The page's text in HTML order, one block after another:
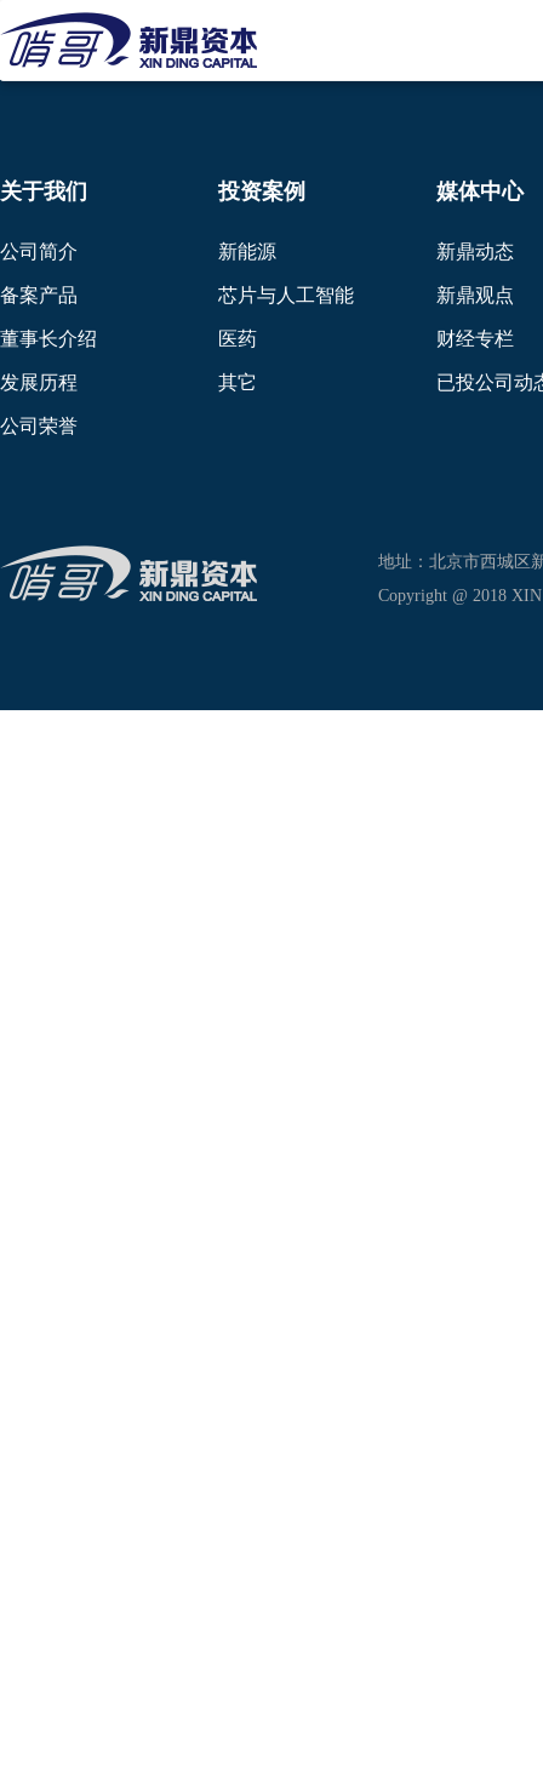
关于我们
公司简介
备案产品
董事长介绍
发展历程
公司荣誉
投资案例
新能源
芯片与人工智能
医药
其它
媒体中心
新鼎动态
新鼎观点
财经专栏
已投公司动
地址：北京市西城区
Copyright @ 2018